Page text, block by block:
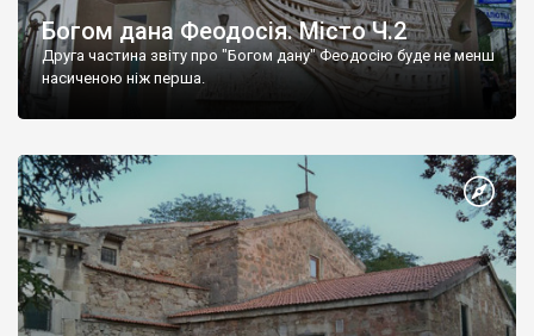
Богом дана Феодосія. Місто Ч.2
Друга частина звіту про "Богом дану" Феодосію буде не менш
насиченою ніж перша.